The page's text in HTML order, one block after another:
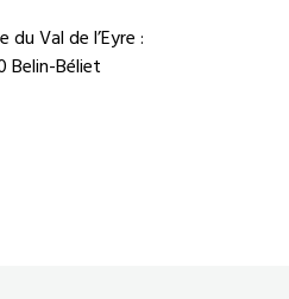
Val de l’Eyre :
Belin-Béliet